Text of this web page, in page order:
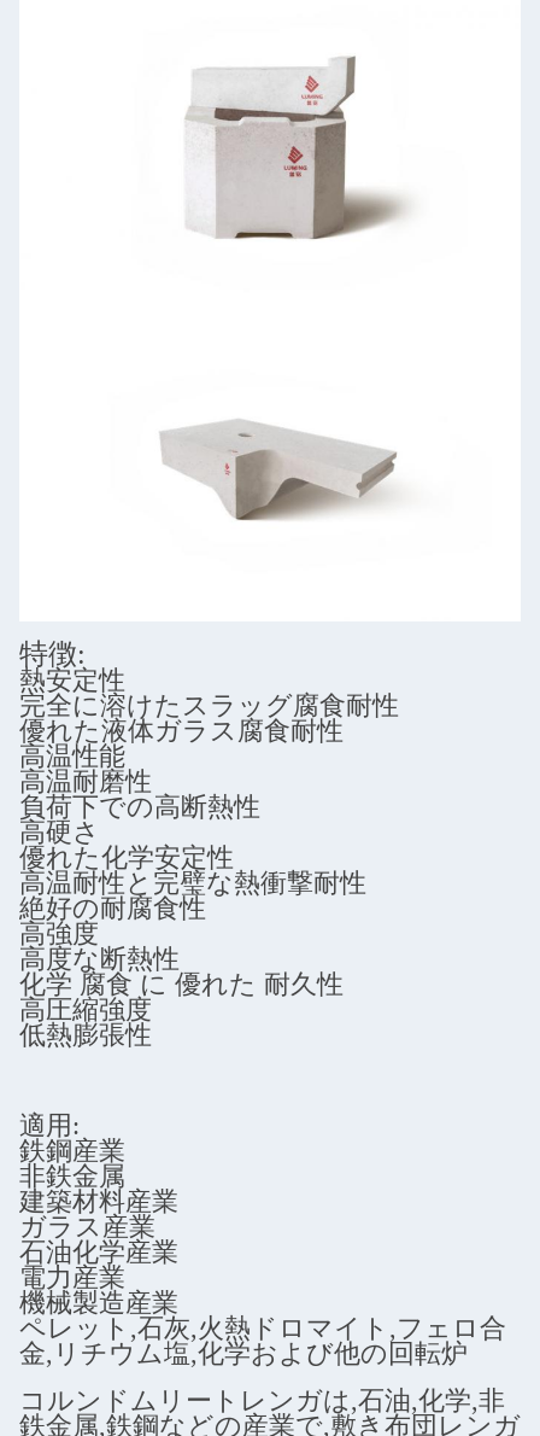
特徴:
熱安定性
完全に溶けたスラッグ腐食耐性
優れた液体ガラス腐食耐性
高温性能
高温耐磨性
負荷下での高断熱性
高硬さ
優れた化学安定性
高温耐性と完璧な熱衝撃耐性
絶好の耐腐食性
高強度
高度な断熱性
化学 腐食 に 優れた 耐久性
高圧縮強度
低熱膨張性
適用:
鉄鋼産業
非鉄金属
建築材料産業
ガラス産業
石油化学産業
電力産業
機械製造産業
ペレット,石灰,火熱ドロマイト,フェロ合
金,リチウム塩,化学および他の回転炉
コルンドムリートレンガは,石油,化学,非
鉄金属,鉄鋼などの産業で,敷き布団レンガ